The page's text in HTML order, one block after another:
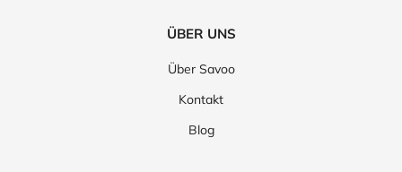
ÜBER UNS
Über Savoo
Kontakt
Blog